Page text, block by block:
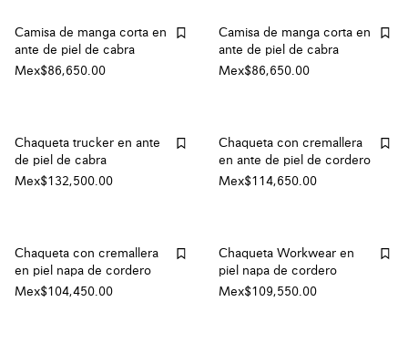
Camisa de manga corta en
ante de piel de cabra
Mex$86,650.00
Camisa de manga corta en
ante de piel de cabra
Mex$86,650.00
Chaqueta trucker en ante
de piel de cabra
Mex$132,500.00
Chaqueta con cremallera
en ante de piel de cordero
Mex$114,650.00
Chaqueta con cremallera
en piel napa de cordero
Mex$104,450.00
Chaqueta Workwear en
piel napa de cordero
Mex$109,550.00